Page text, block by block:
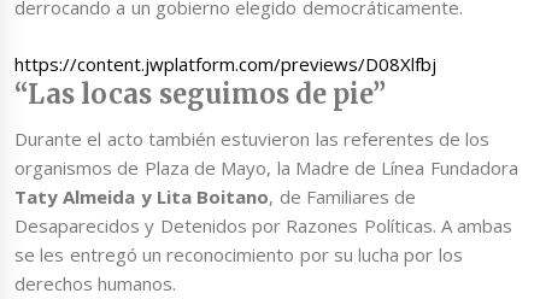
derrocando a un gobierno elegido democráticamente.
https://content.jwplatform.com/previews/D08Xlfbj
“Las locas seguimos de pie”
Durante el acto también estuvieron las referentes de los
organismos de Plaza de Mayo, la Madre de Línea Fundadora
Taty Almeida y Lita Boitano, de Familiares de
Desaparecidos y Detenidos por Razones Políticas. A ambas
se les entregó un reconocimiento por su lucha por los
derechos humanos.